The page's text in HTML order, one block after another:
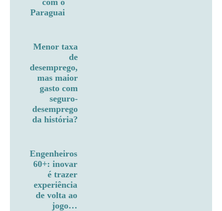
Paraguai
Menor taxa
de
desemprego,
mas maior
gasto com
seguro-
desemprego
da história?
Engenheiros
60+: inovar
é trazer
experiência
de volta ao
jogo…